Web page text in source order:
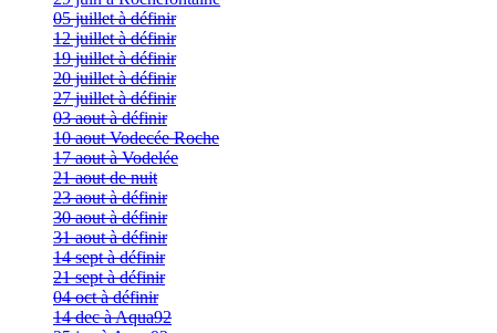
05 juillet à définir
12 juillet à définir
19 juillet à définir
20 juillet à définir
27 juillet à définir
03 aout à définir
10 aout Vodecée Roche
17 aout à Vodelée
21 aout de nuit
23 aout à définir
30 aout à définir
31 aout à définir
14 sept à définir
21 sept à définir
04 oct à définir
14 dec à Aqua92